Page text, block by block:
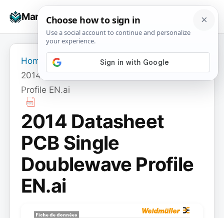
Manuals+
☰
Home
2014 Datasheet PCB Single Doublewave
Profile EN.ai
2014 Datasheet
PCB Single
Doublewave Profile
EN.ai